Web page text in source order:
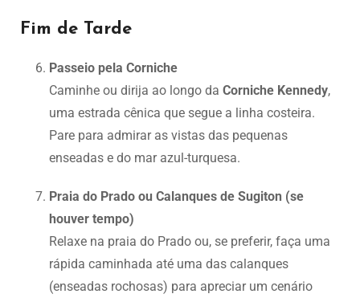
Fim de Tarde
Passeio pela Corniche
Caminhe ou dirija ao longo da Corniche Kennedy,
uma estrada cênica que segue a linha costeira.
Pare para admirar as vistas das pequenas
enseadas e do mar azul-turquesa.
Praia do Prado ou Calanques de Sugiton (se
houver tempo)
Relaxe na praia do Prado ou, se preferir, faça uma
rápida caminhada até uma das calanques
(enseadas rochosas) para apreciar um cenário